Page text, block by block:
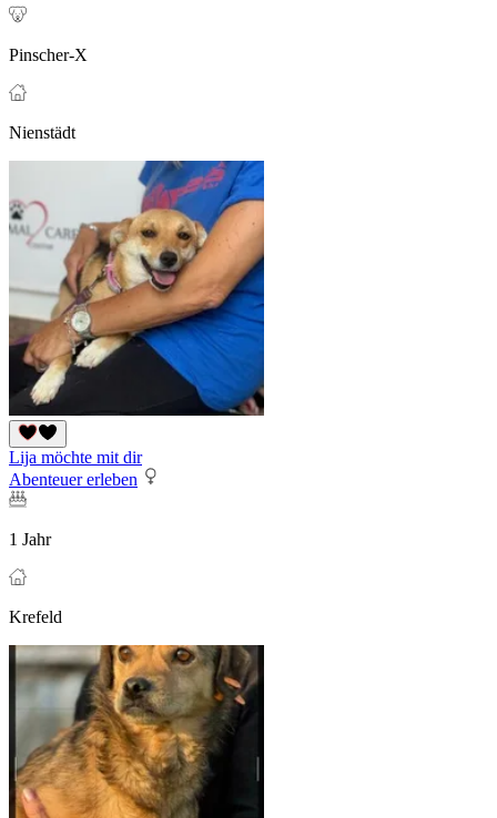
Pinscher-X
Nienstädt
Lija möchte mit dir
Abenteuer erleben
1 Jahr
Krefeld